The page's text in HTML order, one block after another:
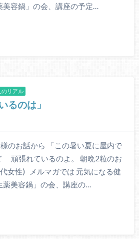
美容鍋」の会、講座の予定…
のリアル
るのは」
のお話から 「この暑い夏に屋内で
頑張れているのよ。 朝晩2粒のお
女性) メルマガでは 元気になる健
薬美容鍋」の会、講座の…